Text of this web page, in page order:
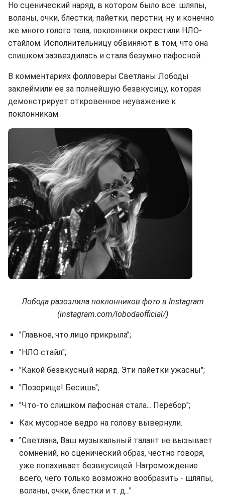
Но сценический наряд, в котором было все: шляпы,
воланы, очки, блестки, пайетки, перстни, ну и конечно
же много голого тела, поклонники окрестили НЛО-
стайлом. Исполнительницу обвиняют в том, что она
слишком зазвездилась и стала безумно пафосной.
В комментариях фолловеры Светланы Лободы
заклеймили ее за полнейшую безвкусицу, которая
демонстрирует откровенное неуважение к
поклонникам.
Лобода разозлила поклонников фото в Instagram
(instagram.com/lobodaofficial/)
"Главное, что лицо прикрыла";
"НЛО стайл";
"Какой безвкусный наряд. Эти пайетки ужасны";
"Позорище! Бесишь";
"Что-то слишком пафосная стала... Перебор";
Как мусорное ведро на голову вывернули.
"Светлана, Ваш музыкальный талант не вызывает
сомнений, но сценический образ, честно говоря,
уже попахивает безвкусицей. Нагромождение
всего, чего только возможно вообразить - шляпы,
воланы, очки, блестки и т. д..."